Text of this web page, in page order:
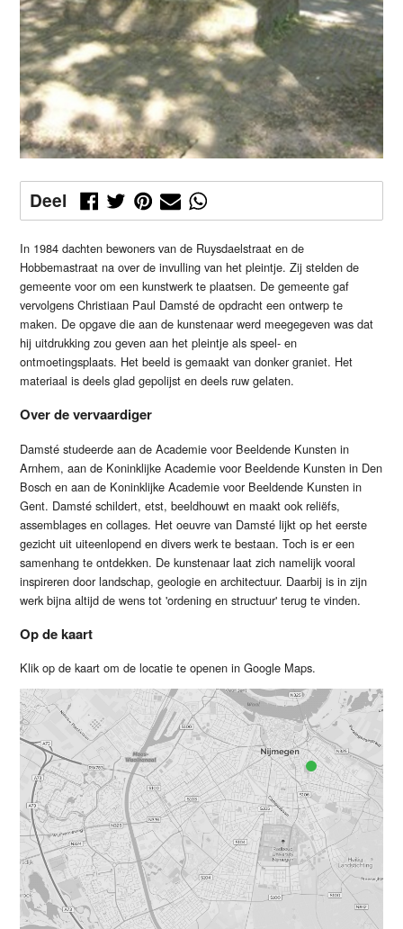
Deel
In 1984 dachten bewoners van de Ruysdaelstraat en de
Hobbemastraat na over de invulling van het pleintje. Zij stelden de
gemeente voor om een kunstwerk te plaatsen. De gemeente gaf
vervolgens Christiaan Paul Damsté de opdracht een ontwerp te
maken. De opgave die aan de kunstenaar werd meegegeven was dat
hij uitdrukking zou geven aan het pleintje als speel- en
ontmoetingsplaats. Het beeld is gemaakt van donker graniet. Het
materiaal is deels glad gepolijst en deels ruw gelaten.
Over de vervaardiger
Damsté studeerde aan de Academie voor Beeldende Kunsten in
Arnhem, aan de Koninklijke Academie voor Beeldende Kunsten in Den
Bosch en aan de Koninklijke Academie voor Beeldende Kunsten in
Gent. Damsté schildert, etst, beeldhouwt en maakt ook reliëfs,
assemblages en collages. Het oeuvre van Damsté lijkt op het eerste
gezicht uit uiteenlopend en divers werk te bestaan. Toch is er een
samenhang te ontdekken. De kunstenaar laat zich namelijk vooral
inspireren door landschap, geologie en architectuur. Daarbij is in zijn
werk bijna altijd de wens tot 'ordening en structuur' terug te vinden.
Op de kaart
Klik op de kaart om de locatie te openen in Google Maps.